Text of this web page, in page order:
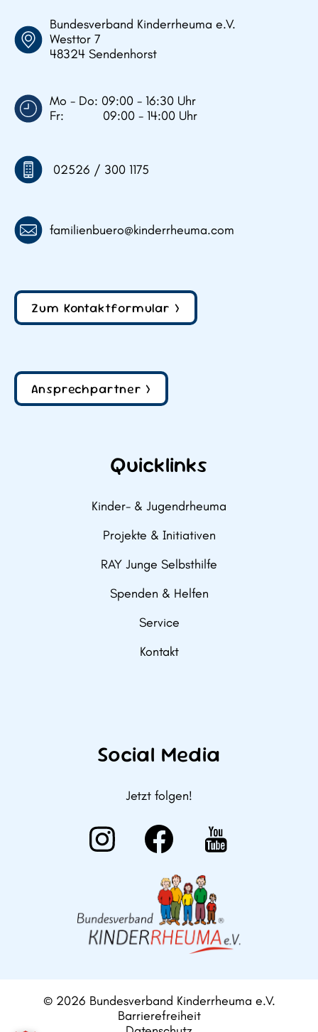
Quicklinks
Kinder- & Jugendrheuma
Projekte & Initiativen
RAY Junge Selbsthilfe
Spenden & Helfen
Service
Kontakt
Bundesverband Kinderrheuma e.V.
Westtor 7
48324 Sendenhorst
Mo - Do: 09:00 - 16:30 Uhr
Fr: 09:00 - 14:00 Uhr
02526 / 300 1175
familienbuero@kinderrheuma.com
Zum Kontaktformular >
Ansprechpartner >
Social Media
Jetzt folgen!
© 2026 Bundesverband Kinderrheuma e.V.
Barrierefreiheit